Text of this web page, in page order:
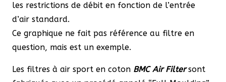
les restrictions de débit en fonction de l’entrée
d’air standard.
Ce graphique ne fait pas référence au filtre en
question, mais est un exemple.
Les filtres à air sport en coton BMC Air Filter sont